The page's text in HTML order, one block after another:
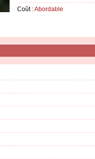
Coût :Abordable